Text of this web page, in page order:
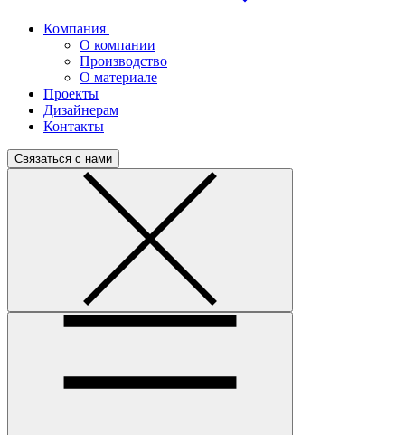
Компания
О компании
Производство
О материале
Проекты
Дизайнерам
Контакты
Связаться с нами